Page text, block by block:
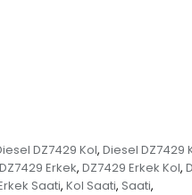
DZ7429 Kol, Diesel DZ7429
DZ7429 Erkek, DZ7429 Erkek Kol,
Saati, Kol Saati, Saati,